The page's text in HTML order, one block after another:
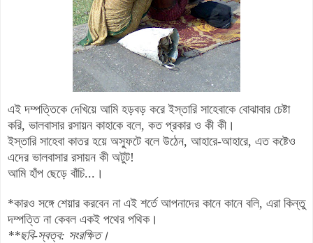
এই দম্পত্তিকে দেখিয়ে আমি হড়বড় করে ইস্তারি সাহেবাকে বোঝাবার চেষ্টা
করি, ভালবাসার রসায়ন কাহাকে বলে, কত প্রকার ও কী কী।
ইস্তারি সাহেবা কাতর হয়ে অস্ফুটে বলে উঠেন, আহারে-আহারে, এত কষ্টেও
এদের ভালবাসার রসায়ন কী অটুট!
আমি হাঁপ ছেড়ে বাঁচি...।
*কারও সঙ্গে শেয়ার করবেন না এই শর্তে আপনাদের কানে কানে বলি, এরা কিন্তু
দম্পত্তি না কেবল একই পথের পথিক।
**ছবি-স্বত্ব: সংরক্ষিত।